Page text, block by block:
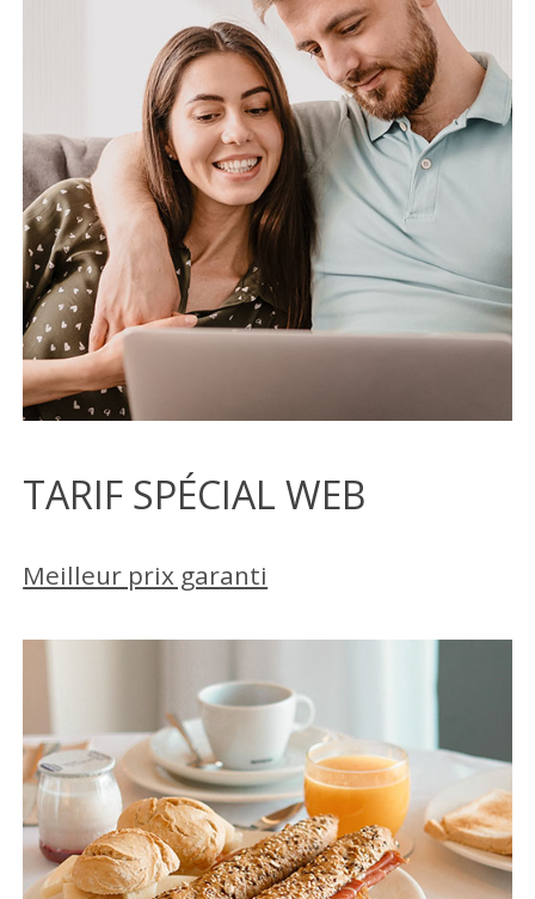
TARIF SPÉCIAL WEB
Meilleur prix garanti